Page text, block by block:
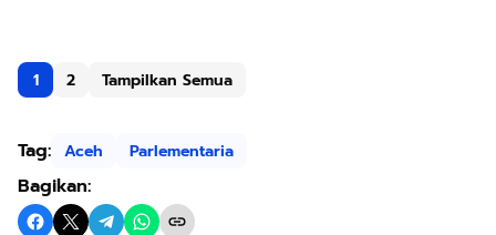
1 2 Tampilkan Semua
Tag: Aceh Parlementaria
Bagikan: